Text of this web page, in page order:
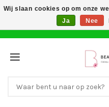
Wij slaan cookies op om onze
Ja
Nee